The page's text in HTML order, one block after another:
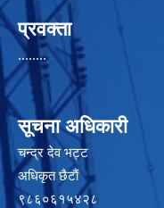
प्रवक्ता
........
सूचना अधिकारी
चन्द्र देव भट्ट
अधिकृत छैटाैं
९८६०६१५४२८